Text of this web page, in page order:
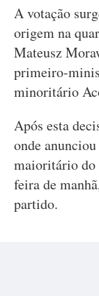
A votação
origem na
Mateusz
primeiro-
minoritário
Após esta
onde
maioritário do
feira de
partido.